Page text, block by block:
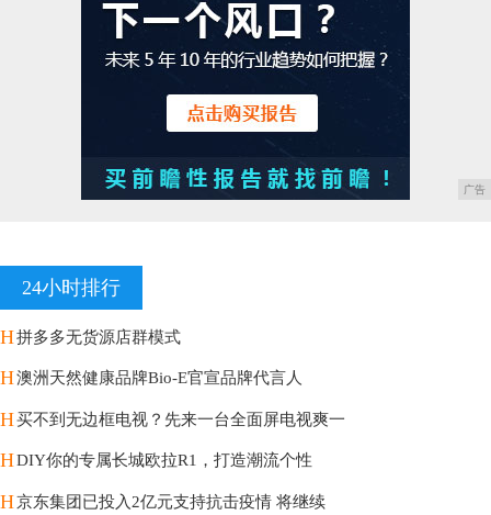
广告
24小时排行
H拼多多无货源店群模式
H澳洲天然健康品牌Bio-E官宣品牌代言人
H买不到无边框电视？先来一台全面屏电视爽一
HDIY你的专属长城欧拉R1，打造潮流个性
H京东集团已投入2亿元支持抗击疫情 将继续